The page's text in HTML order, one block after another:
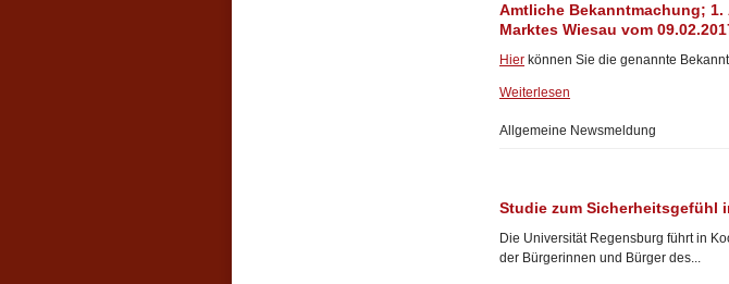
Amtliche Bekanntmachung;
Marktes Wiesau vom
Hier können Sie die genannte
Weiterlesen
Allgemeine Newsmeldung
Studie zum Sicherheitsgefühl
Die Universität Regensburg führt in
der Bürgerinnen und Bürger des...